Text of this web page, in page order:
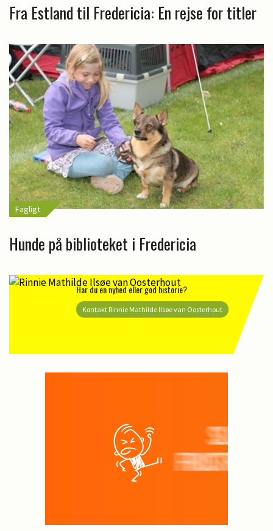
Fra Estland til Fredericia: En rejse for titler
Fagligt
Hunde på biblioteket i Fredericia
Har du en nyhed eller god historie?
Kontakt Rinnie Mathilde Ilsøe van Oosterhout